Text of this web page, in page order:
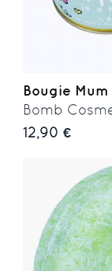
Bougie Mum
Bomb
12,90 €